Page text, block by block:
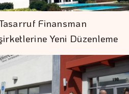
Finansman
Yeni Düzenleme